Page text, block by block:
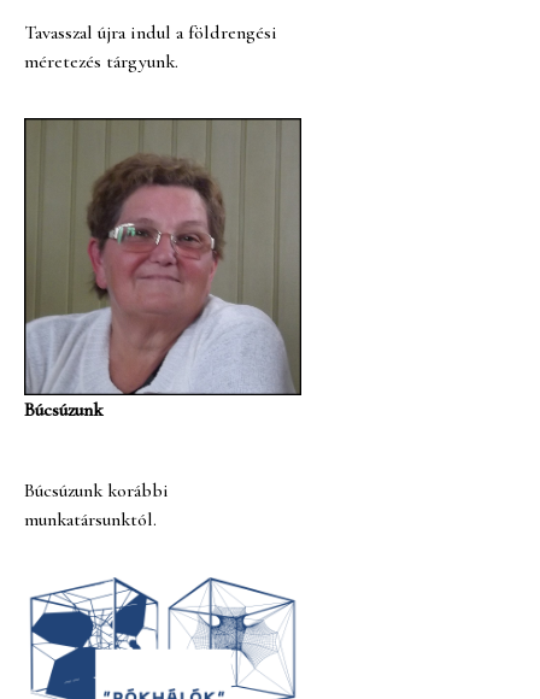
Tavasszal újra indul a földrengési
méretezés tárgyunk.
Búcsúzunk
Búcsúzunk korábbi
munkatársunktól.